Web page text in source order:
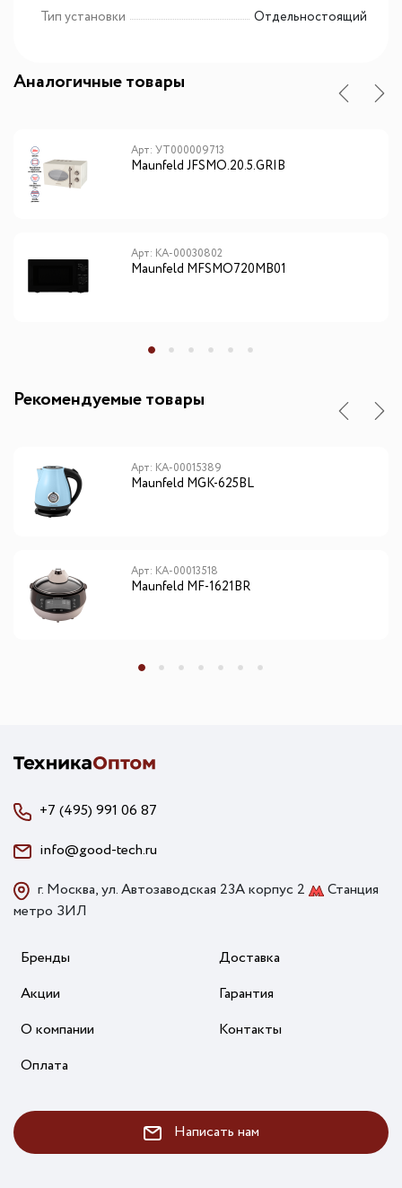
Тип установки
Отдельностоящий
Аналогичные товары
Арт: УТ000009713
Maunfeld JFSMO.20.5.GRIB
Арт: КА-00030802
Maunfeld MFSMO720MB01
Рекомендуемые товары
Арт: КА-00015389
Maunfeld MGK-625BL
Арт: КА-00013518
Maunfeld MF-1621BR
+7 (495) 991 06 87
info@good-tech.ru
г. Москва, ул. Автозаводская 23А корпус 2
Станция
метро ЗИЛ
Бренды
Акции
О компании
Оплата
Доставка
Гарантия
Контакты
Написать нам